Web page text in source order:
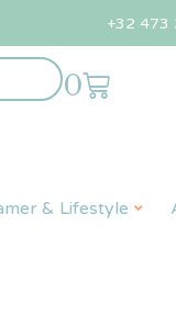
+32 473
0
& Lifestyle